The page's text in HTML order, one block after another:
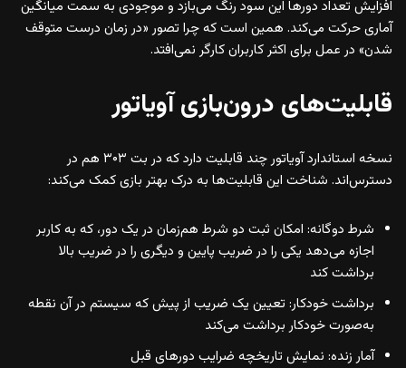
افزایش تعداد دورها این سود رنگ می‌بازد و موجودی به سمت میانگین
آماری حرکت می‌کند. همین است که چرا تصور «در زمان درست متوقف
شدن» در عمل برای اکثر کاربران کارگر نمی‌افتد.
قابلیت‌های درون‌بازی آویاتور
نسخه استاندارد آویاتور چند قابلیت دارد که در بت ۳۰۳ هم در
دسترس‌اند. شناخت این قابلیت‌ها به درک بهتر بازی کمک می‌کند:
شرط دوگانه: امکان ثبت دو شرط هم‌زمان در یک دور، که به کاربر
اجازه می‌دهد یکی را در ضریب پایین و دیگری را در ضریب بالا
برداشت کند
برداشت خودکار: تعیین یک ضریب از پیش که سیستم در آن نقطه
به‌صورت خودکار برداشت می‌کند
آمار زنده: نمایش تاریخچه ضرایب دورهای قبل